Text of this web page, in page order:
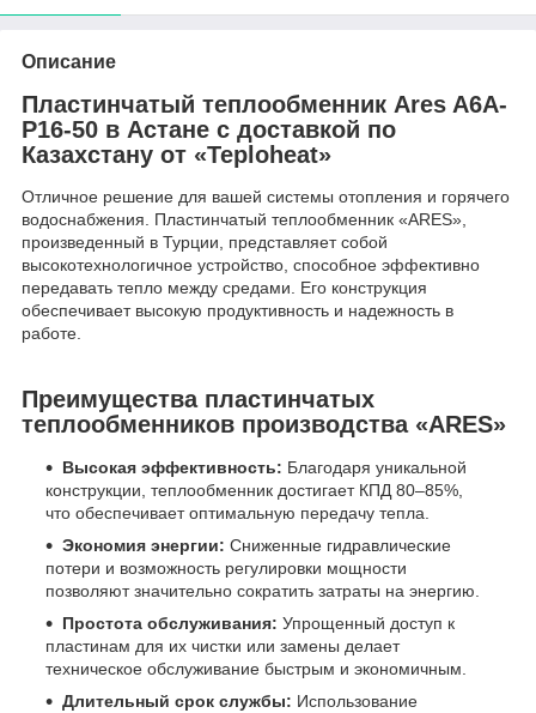
Описание
Пластинчатый теплообменник Ares A6A-
P16-50 в Астане с доставкой по
Казахстану от «Teploheat»
Отличное решение для вашей системы отопления и горячего
водоснабжения. Пластинчатый теплообменник «ARES»,
произведенный в Турции, представляет собой
высокотехнологичное устройство, способное эффективно
передавать тепло между средами. Его конструкция
обеспечивает высокую продуктивность и надежность в
работе.
Преимущества пластинчатых
теплообменников производства «ARES»
Высокая эффективность: Благодаря уникальной
конструкции, теплообменник достигает КПД 80–85%,
что обеспечивает оптимальную передачу тепла.
Экономия энергии: Сниженные гидравлические
потери и возможность регулировки мощности
позволяют значительно сократить затраты на энергию.
Простота обслуживания: Упрощенный доступ к
пластинам для их чистки или замены делает
техническое обслуживание быстрым и экономичным.
Длительный срок службы: Использование